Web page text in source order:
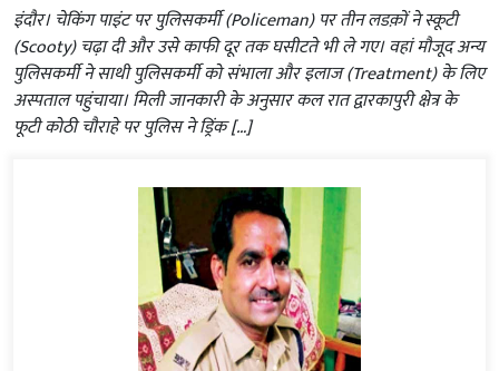
इंदौर। चेकिंग पाइंट पर पुलिसकर्मी (Policeman) पर तीन लडक़ों ने स्कूटी
(Scooty) चढ़ा दी और उसे काफी दूर तक घसीटते भी ले गए। वहां मौजूद अन्य
पुलिसकर्मी ने साथी पुलिसकर्मी को संभाला और इलाज (Treatment) के लिए
अस्पताल पहुंचाया। मिली जानकारी के अनुसार कल रात द्वारकापुरी क्षेत्र के
फूटी कोठी चौराहे पर पुलिस ने ड्रिंक […]